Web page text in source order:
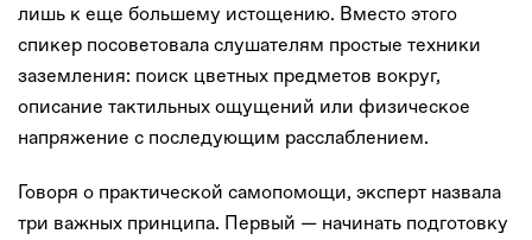
лишь к еще большему истощению. Вместо этого
спикер посоветовала слушателям простые техники
заземления: поиск цветных предметов вокруг,
описание тактильных ощущений или физическое
напряжение с последующим расслаблением.
Говоря о практической самопомощи, эксперт назвала
три важных принципа. Первый — начинать подготовку